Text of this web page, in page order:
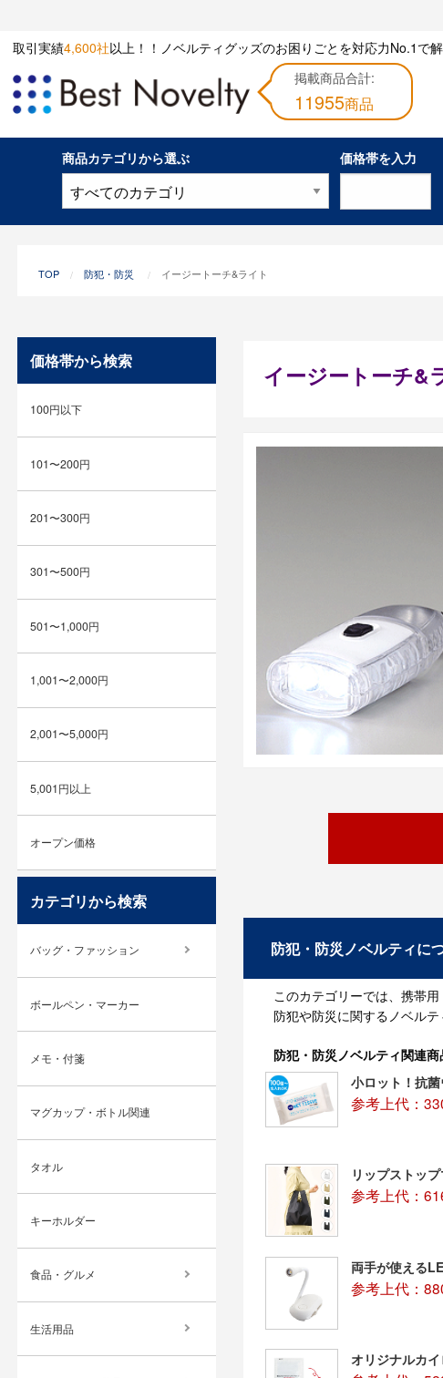
取引実績4,600社以上！！ノベルティグッズのお困りごとを対応力No.1で
掲載商品合計:
11955商品
商品カテゴリから選ぶ
価格帯を入力
TOP 防犯・防災 イージートーチ&ライト
イージートーチ&
防犯・防災ノベルティに
このカテゴリーでは、携帯
防犯や防災に関するノベル
防犯・防災ノベルティ関連商
小ロット！抗
参考上代：
リップストッ
参考上代：
両手が使える
参考上代：
オリジナルカ
価格帯から検索
100円以下
101〜200円
201〜300円
301〜500円
501〜1,000円
1,001〜2,000円
2,001〜5,000円
5,001円以上
オープン価格
カテゴリから検索
バッグ・ファッション
ボールペン・マーカー
メモ・付箋
マグカップ・ボトル関連
タオル
キーホルダー
食品・グルメ
生活用品